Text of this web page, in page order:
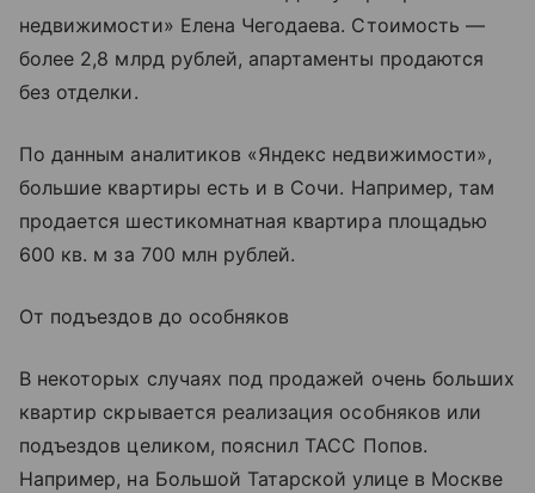
недвижимости» Елена Чегодаева. Стоимость —
более 2,8 млрд рублей, апартаменты продаются
без отделки.
По данным аналитиков «Яндекс недвижимости»,
большие квартиры есть и в Сочи. Например, там
продается шестикомнатная квартира площадью
600 кв. м за 700 млн рублей.
От подъездов до особняков
В некоторых случаях под продажей очень больших
квартир скрывается реализация особняков или
подъездов целиком, пояснил ТАСС Попов.
Например, на Большой Татарской улице в Москве